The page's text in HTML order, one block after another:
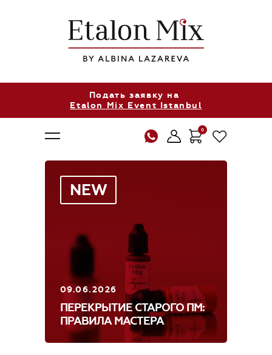
Подать заявку на
Etalon Mix Event Istanbul
0
О нас
Продукция
Где купить
Обучение
Блог
NEW
09.06.2026
ПЕРЕКРЫТИЕ СТАРОГО ПМ:
ПРАВИЛА МАСТЕРА